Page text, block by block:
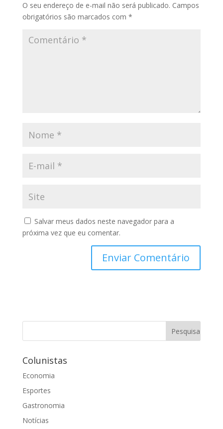
O seu endereço de e-mail não será publicado. Campos
obrigatórios são marcados com *
Salvar meus dados neste navegador para a
próxima vez que eu comentar.
Colunistas
Economia
Esportes
Gastronomia
Notícias